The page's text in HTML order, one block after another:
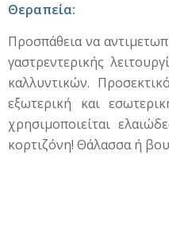
Θεραπεία:
Προσπάθεια να
γαστρεντερικής
καλλυντικών.
εξωτερική και
χρησιμοποιείται
κορτιζόνη! Θάλασσα ή